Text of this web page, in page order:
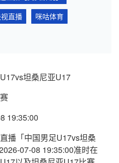
直播
咪咕体育
坦桑尼亚U17
19:35:00
播「中国男足U17vs坦桑
07-08 19:35:00准时在